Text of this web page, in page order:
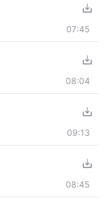
07:45
08:04
09:13
08:45